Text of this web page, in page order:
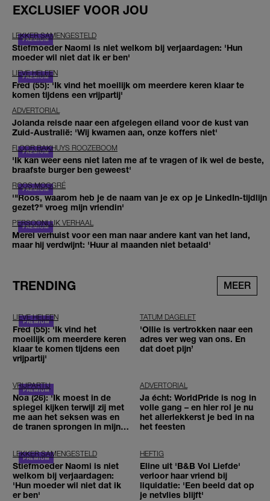
EXCLUSIEF VOOR JOU
LEKKER SAMENGESTELD
Stiefmoeder Naomi is niet welkom bij verjaardagen: 'Hun
moeder wil niet dat ik er ben'
LIEVE HELEEN
Fred (55): 'Ik vind het moeilijk om meerdere keren klaar te
komen tijdens een vrijpartij'
ADVERTORIAL
Jolanda reisde naar een afgelegen eiland voor de kust van
Zuid-Australië: 'Wij kwamen aan, onze koffers niet'
FLOOR BAKHUYS ROOZEBOOM
'Ik kan weer eens niet laten me af te vragen of ik wel de beste,
braafste burger ben geweest'
ROOS MOGGRÉ
'"Roos, waarom heb je de naam van je ex op je LinkedIn-tijdlijn
gezet?" vroeg mijn vriendin'
PERSOONLIJK VERHAAL
Merel verhuist voor een man naar andere kant van het land,
maar hij verdwijnt: 'Huur al maanden niet betaald'
TRENDING MEER
LIEVE HELEEN
Fred (55): 'Ik vind het
moeilijk om meerdere keren
klaar te komen tijdens een
vrijpartij'
TATUM DAGELET
'Ollie is vertrokken naar een
adres ver weg van ons. En
dat doet pijn’
VRIJPARTIJ
Noa (26): 'Ik moest in de
spiegel kijken terwijl zij met
me aan het seksen was en
de tranen sprongen in mijn
ADVERTORIAL
Ja écht: WorldPride is nog in
volle gang – en hier rol je nu
het allerlekkerst je bed in na
het feesten
LEKKER SAMENGESTELD
Stiefmoeder Naomi is niet
welkom bij verjaardagen:
'Hun moeder wil niet dat ik
er ben'
HEFTIG
Eline uit 'B&B Vol Liefde'
verloor haar vriend bij
liquidatie: 'Een beeld dat op
je netvlies blijft'